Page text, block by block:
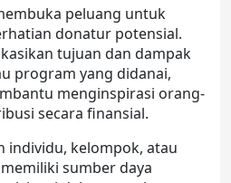
peluang untuk
donatur potensial.
tujuan dan dampak
program yang didanai,
menginspirasi orang-
secara finansial.
individu, kelompok, atau
sumber daya